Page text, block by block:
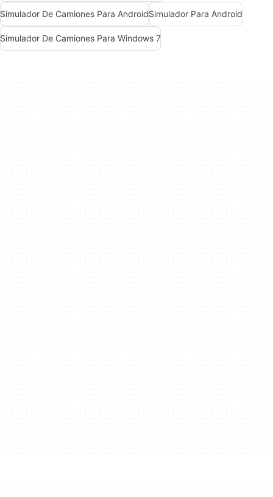
Simulador De Camiones Para AndroidSimulador Para Android
Simulador De Camiones Para Windows 7